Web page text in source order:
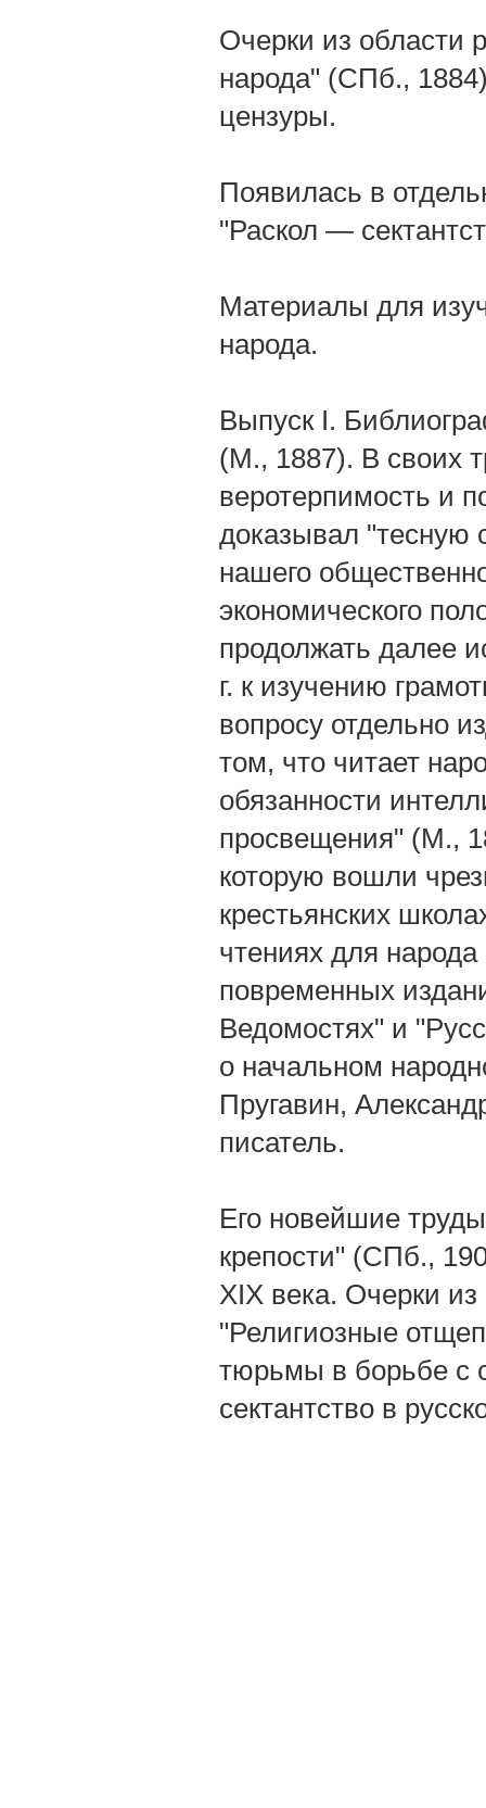
Очерки из области
народа" (СПб.,
цензуры.
Появилась в
"Раскол —
Материалы для
народа.
Выпуск I.
(М., 1887). В своих
веротерпимость и
доказывал "тесную
нашего
экономического
продолжать далее
г. к изучению
вопросу отдельно
том, что читает
обязанности
просвещения" (М.,
которую вошли
крестьянских
чтениях для
повременных
Ведомостях" и
о начальном
Пругавин,
писатель.
Его новейшие
крепости" (СПб.,
XIX века. Очерки
"Религиозные
тюрьмы в борьбе с
сектантство в